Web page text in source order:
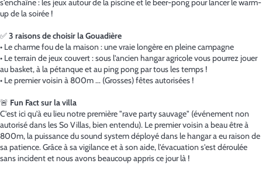
up de la soirée !
✅3 raisons de choisir la Gouadière
• Le charme fou de la maison : une vraie longère en pleine campagne
• Le terrain de jeux couvert : sous l'ancien hangar agricole vous pourrez jouer
au basket, à la pétanque et au ping pong par tous les temps !
• Le premier voisin à 800m ... (Grosses) fêtes autorisées !
🚨 Fun Fact sur la villa
C'est ici qu'à eu lieu notre première "rave party sauvage" (événement non
autorisé dans les So Villas, bien entendu). Le premier voisin a beau être à
800m, la puissance du sound system déployé dans le hangar a eu raison de
sa patience. Grâce à sa vigilance et à son aide, l'évacuation s'est déroulée
sans incident et nous avons beaucoup appris ce jour là !